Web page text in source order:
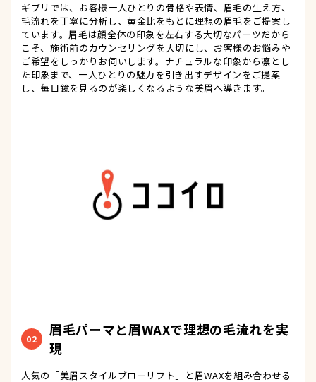
ギブリでは、お客様一人ひとりの骨格や表情、眉毛の生え方、
毛流れを丁寧に分析し、黄金比をもとに理想の眉毛をご提案し
ています。眉毛は顔全体の印象を左右する大切なパーツだから
こそ、施術前のカウンセリングを大切にし、お客様のお悩みや
ご希望をしっかりお伺いします。ナチュラルな印象から凛とし
た印象まで、一人ひとりの魅力を引き出すデザインをご提案
し、毎日鏡を見るのが楽しくなるような美眉へ導きます。
02
眉毛パーマと眉WAXで理想の毛流れを実
現
人気の「美眉スタイルブローリフト」と眉WAXを組み合わせる